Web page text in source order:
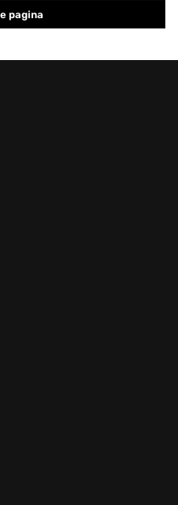
extra af te lossen.
pagina